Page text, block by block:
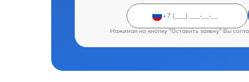
Нажимая на кнопку "Оставить заявку" Вы